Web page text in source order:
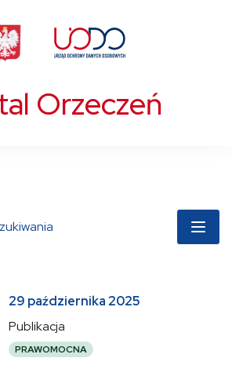
Orzeczeń
29 października 2025
Publikacja
PRAWOMOCNA